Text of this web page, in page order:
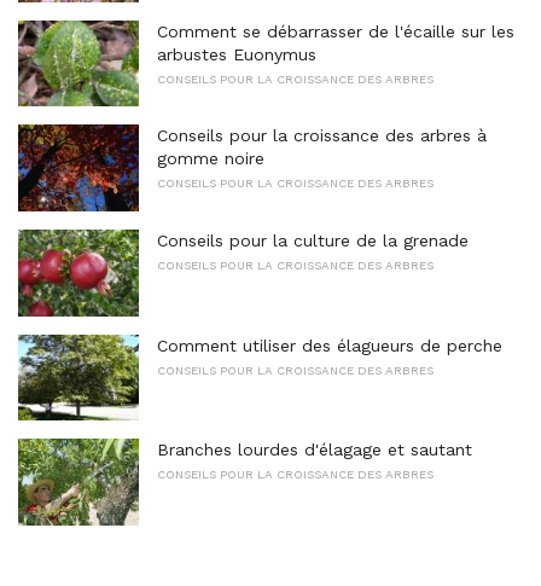
Comment se débarrasser de l'écaille sur les
arbustes Euonymus
CONSEILS POUR LA CROISSANCE DES ARBRES
Conseils pour la croissance des arbres à
gomme noire
CONSEILS POUR LA CROISSANCE DES ARBRES
Conseils pour la culture de la grenade
CONSEILS POUR LA CROISSANCE DES ARBRES
Comment utiliser des élagueurs de perche
CONSEILS POUR LA CROISSANCE DES ARBRES
Branches lourdes d'élagage et sautant
CONSEILS POUR LA CROISSANCE DES ARBRES